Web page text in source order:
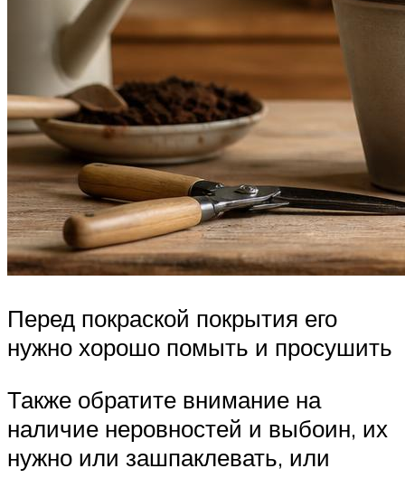
Перед покраской покрытия его
нужно хорошо помыть и просушить
Также обратите внимание на
наличие неровностей и выбоин, их
нужно или зашпаклевать, или